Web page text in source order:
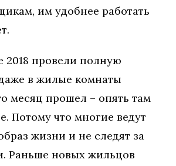
им удобнее работать
2018 провели полную
в жилые комнаты
месяц прошел – опять там
Потому что многие ведут
жизни и не следят за
Раньше новых жильцов